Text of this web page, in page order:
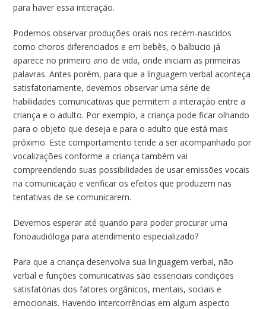
para haver essa interação.
Podemos observar produções orais nos recém-nascidos
como choros diferenciados e em bebês, o balbucio já
aparece no primeiro ano de vida, onde iniciam as primeiras
palavras. Antes porém, para que a linguagem verbal aconteça
satisfatoriamente, devemos observar uma série de
habilidades comunicativas que permitem a interação entre a
criança e o adulto. Por exemplo, a criança pode ficar olhando
para o objeto que deseja e para o adulto que está mais
próximo. Este comportamento tende a ser acompanhado por
vocalizações conforme a criança também vai
compreendendo suas possibilidades de usar emissões vocais
na comunicação e verificar os efeitos que produzem nas
tentativas de se comunicarem.
Devemos esperar até quando para poder procurar uma
fonoaudióloga para atendimento especializado?
Para que a criança desenvolva sua linguagem verbal, não
verbal e funções comunicativas são essenciais condições
satisfatórias dos fatores orgânicos, mentais, sociais e
emocionais. Havendo intercorrências em algum aspecto